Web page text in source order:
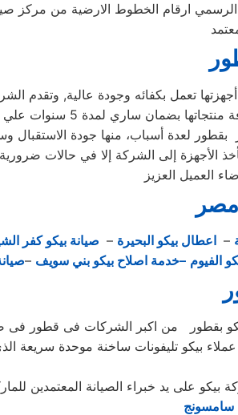
ارقام الخطوط الارضية من مركز
تعمل بكفائه وجودة عالية, وتقدم
علي كافة الاجهزة لضمان سلامة أجهزتك
من بيكو في قطور بقطور لعدة أسباب، منها جودة
الأجهزة إلى الشركة إلا في حالات
– اعطال بيكو البحيرة – صيانة بيكو كفر
الفيوم –خدمة اصلاح بيكو بني سويف –
بيكو تليفونات ساخنة موحدة سريعة
سامسونج